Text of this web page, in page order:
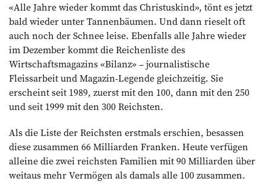
«Alle Jahre wieder kommt das Christuskind», tönt es jetzt
bald wieder unter Tannenbäumen. Und dann rieselt oft
auch noch der Schnee leise. Ebenfalls alle Jahre wieder
im Dezember kommt die Reichenliste des
Wirtschaftsmagazins «Bilanz» – journalistische
Fleissarbeit und Magazin-Legende gleichzeitig. Sie
erscheint seit 1989, zuerst mit den 100, dann mit den 250
und seit 1999 mit den 300 Reichsten.
Als die Liste der Reichsten erstmals erschien, besassen
diese zusammen 66 Milliarden Franken. Heute ­verfügen
alleine die zwei reichsten Familien mit 90 Milliarden über
weitaus mehr Vermögen als damals alle 100 zusammen.